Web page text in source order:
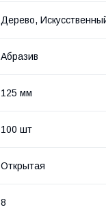
Дерево,
Абразив
125 мм
100 шт
Открытая
8